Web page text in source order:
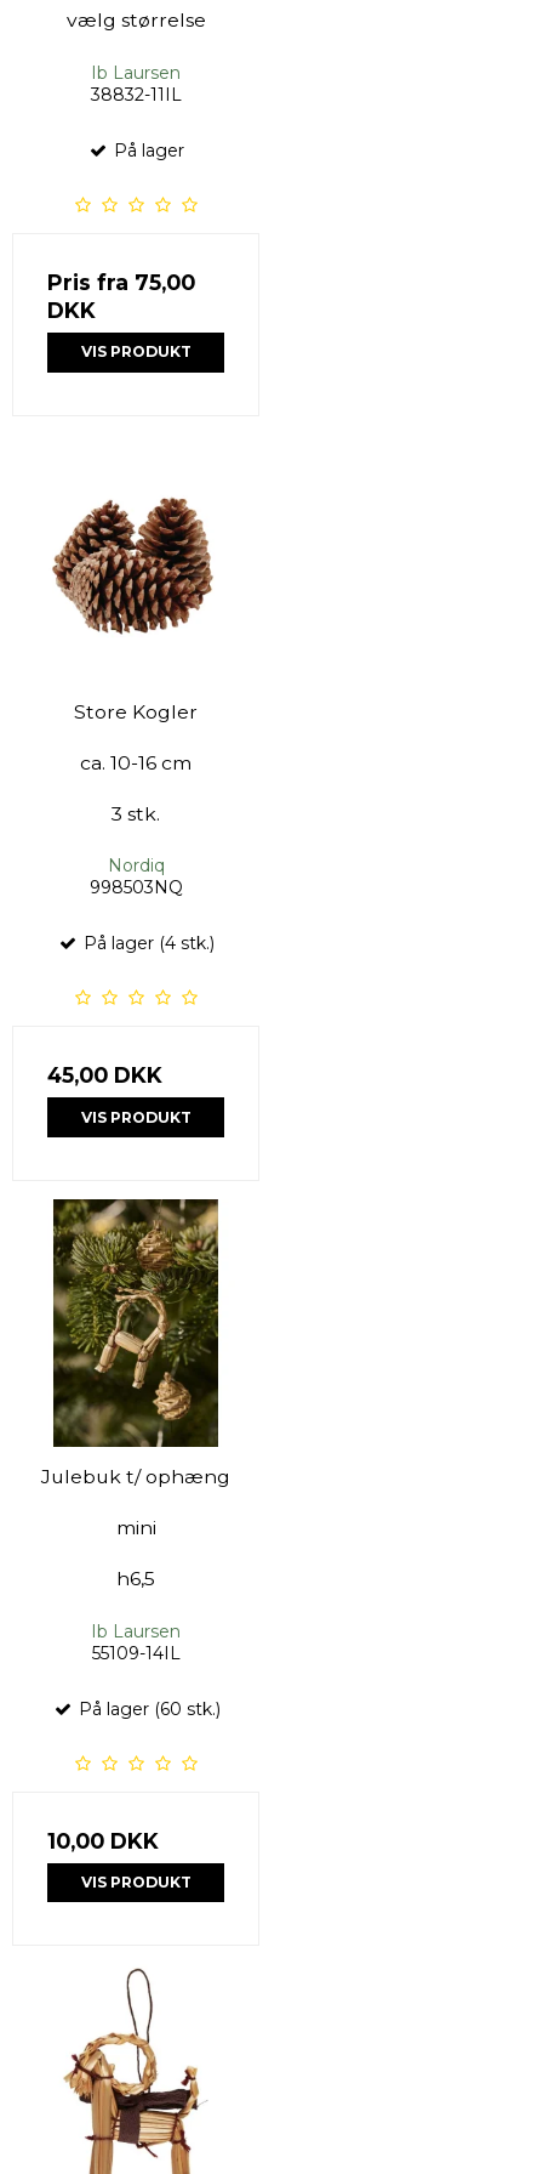
vælg størrelse
Ib Laursen
38832-11IL
På lager
Pris fra 75,00
DKK
VIS PRODUKT
Store Kogler
ca. 10-16 cm
3 stk.
Nordiq
998503NQ
På lager (4 stk.)
45,00 DKK
VIS PRODUKT
Julebuk t/ ophæng
mini
h6,5
Ib Laursen
55109-14IL
På lager (60 stk.)
10,00 DKK
VIS PRODUKT